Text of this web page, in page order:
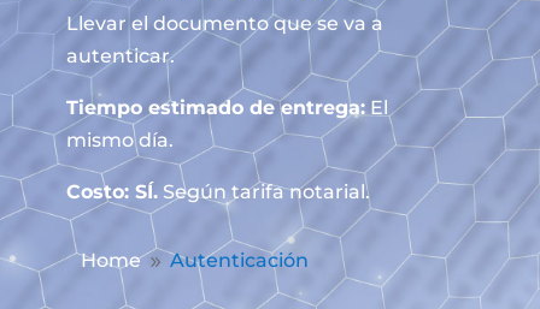
Llevar el documento que se va a
autenticar.
Tiempo estimado de entrega:El
mismo día.
Costo: SÍ.Según tarifa notarial.
Home 9 Autenticación